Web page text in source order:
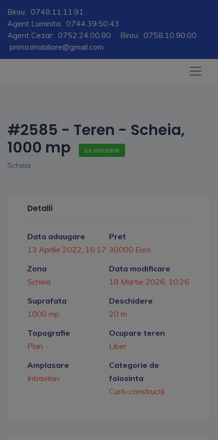
Birou: 0748.11.11.91
Agent Luminita: 0744.39.50.43
Agent Cezar: 0752.24.00.80 Birou: 0758.10.90.00
prima.imobiliare@gmail.com
#2585 - Teren - Scheia,
1000 mp
La vanzare
Scheia
Detalii
Data adaugare
13 Aprilie 2022, 16:17
Pret
30000 Euro
Zona
Scheia
Data modificare
18 Martie 2026, 10:26
Suprafata
1000 mp
Deschidere
20 m
Topografie
Plan
Ocupare teren
Liber
Amplasare
Intravilan
Categorie de
folosinta
Curti-constructii